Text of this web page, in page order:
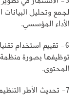
لجمع وتحليل البيانات
الأداء المؤسسي.
6- تقييم استخدام
توظيفها بصورة منظمة
المحتوى.
7- تحديث الأطر